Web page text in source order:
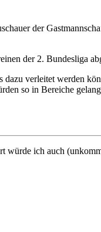
der
der 2. Bundesliga
verleitet werden
so in Bereiche
würde ich auch